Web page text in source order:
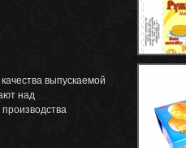
выпускаемой
над